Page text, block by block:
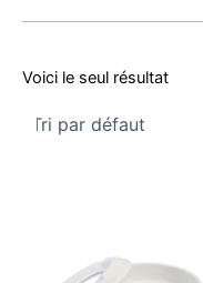
Voici le seul résultat